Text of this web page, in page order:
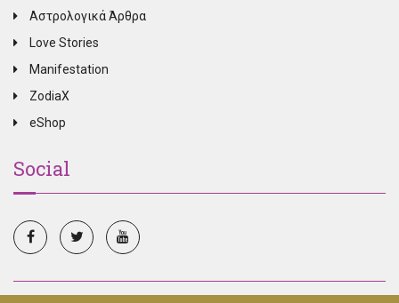
Αστρολογικά Άρθρα
Love Stories
Manifestation
ZodiaX
eShop
Social